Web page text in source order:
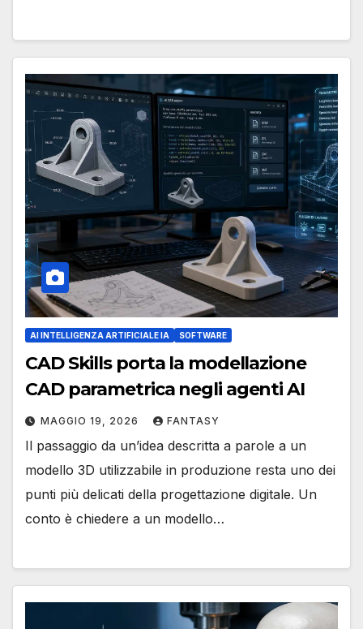
AI INTELLIGENZA ARTIFICIALE IA SOFTWARE
CAD Skills porta la modellazione
CAD parametrica negli agenti AI
MAGGIO 19, 2026 FANTASY
Il passaggio da un’idea descritta a parole a un
modello 3D utilizzabile in produzione resta uno dei
punti più delicati della progettazione digitale. Un
conto è chiedere a un modello…